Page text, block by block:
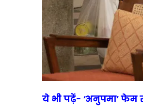
ये भी पढ़ें- ‘अनुपमा’ फेम